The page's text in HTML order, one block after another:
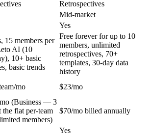
Retrospectives
Mid-market
Yes
15 members per
AI (10
10+ basic
basic trends
Free forever for up to 10
members, unlimited
retrospectives, 70+
templates, 30-day data
history
mo
$23/mo
(Business — 3
the flat per-team
members)
$70/mo billed annually
Yes